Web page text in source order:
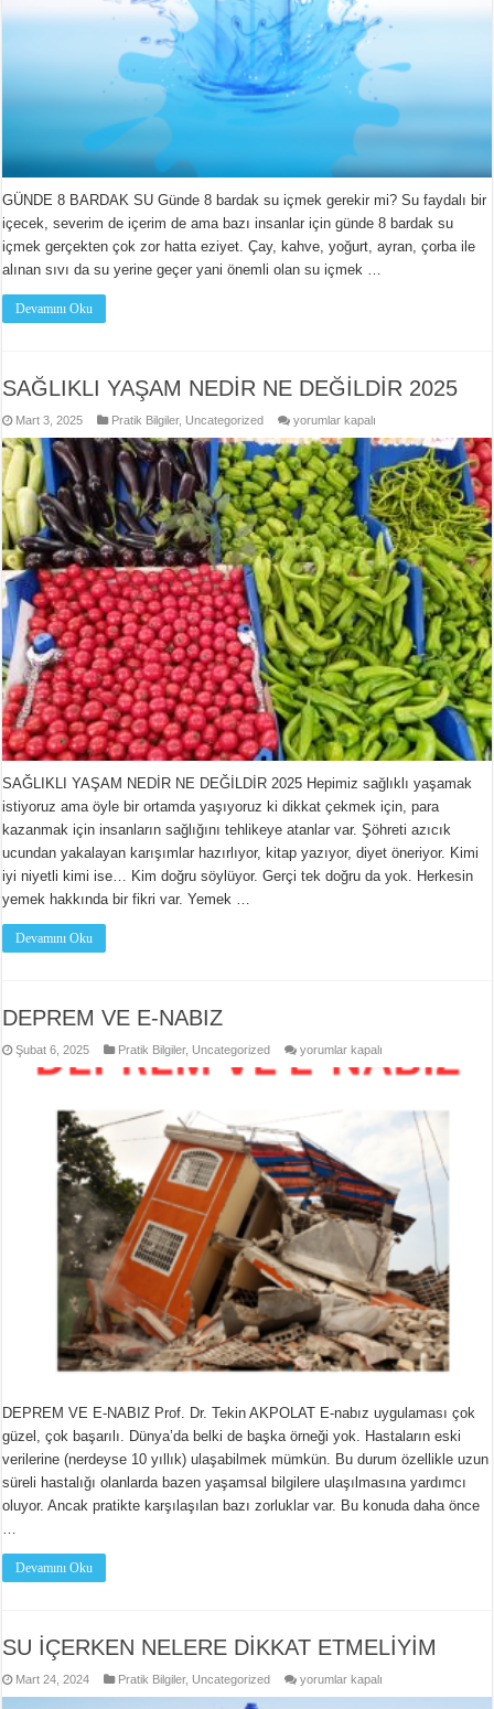
GÜNDE 8 BARDAK SU Günde 8 bardak su içmek gerekir mi? Su faydalı bir
içecek, severim de içerim de ama bazı insanlar için günde 8 bardak su
içmek gerçekten çok zor hatta eziyet. Çay, kahve, yoğurt, ayran, çorba ile
alınan sıvı da su yerine geçer yani önemli olan su içmek …
Devamını Oku
SAĞLIKLI YAŞAM NEDİR NE DEĞİLDİR 2025
Mart 3, 2025 Pratik Bilgiler, Uncategorized
SAĞLIKLI
NEDİR
NE
DEĞİLDİR
2025
için
yorumlar kapalı
SAĞLIKLI YAŞAM NEDİR NE DEĞİLDİR 2025 Hepimiz sağlıklı yaşamak
istiyoruz ama öyle bir ortamda yaşıyoruz ki dikkat çekmek için, para
kazanmak için insanların sağlığını tehlikeye atanlar var. Şöhreti azıcık
ucundan yakalayan karışımlar hazırlıyor, kitap yazıyor, diyet öneriyor. Kimi
iyi niyetli kimi ise… Kim doğru söylüyor. Gerçi tek doğru da yok. Herkesin
yemek hakkında bir fikri var. Yemek …
Devamını Oku
DEPREM VE E-NABIZ
Şubat 6, 2025 Pratik Bilgiler, Uncategorized
DEPREM
E-
yorumlar kapalı
DEPREM VE E-NABIZ Prof. Dr. Tekin AKPOLAT E-nabız uygulaması çok
güzel, çok başarılı. Dünya’da belki de başka örneği yok. Hastaların eski
verilerine (nerdeyse 10 yıllık) ulaşabilmek mümkün. Bu durum özellikle uzun
süreli hastalığı olanlarda bazen yaşamsal bilgilere ulaşılmasına yardımcı
oluyor. Ancak pratikte karşılaşılan bazı zorluklar var. Bu konuda daha önce
…
Devamını Oku
SU İÇERKEN NELERE DİKKAT ETMELİYİM
Mart 24, 2024 Pratik Bilgiler, Uncategorized
SU
yorumlar kapalı